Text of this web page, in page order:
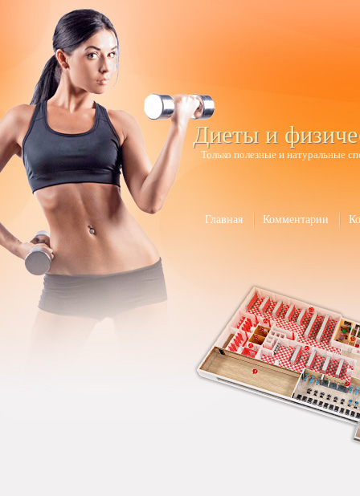
Диеты и
Только полезные и натуральные
Главная Комментарии